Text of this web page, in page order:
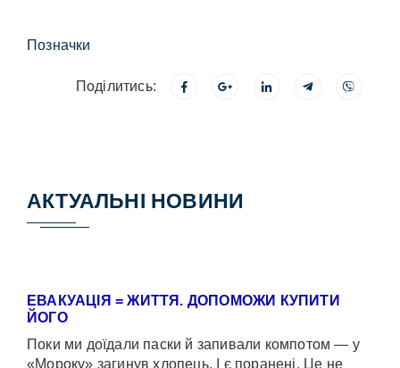
Позначки
Поділитись:
АКТУАЛЬНІ НОВИНИ
ЕВАКУАЦІЯ = ЖИТТЯ. ДОПОМОЖИ КУПИТИ
ЙОГО
Поки ми доїдали паски й запивали компотом — у
«Мороку» загинув хлопець. І є поранені. Це не